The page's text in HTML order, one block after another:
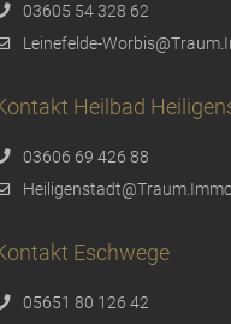
03605 54 328 62
Leinefelde-
Heilbad
03606 69 426 88
Eschwege
05651 80 126 42